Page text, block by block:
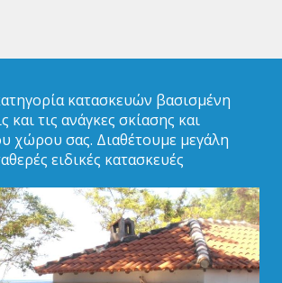
κατασκευών βασισμένη
και τις ανάγκες σκίασης και
χώρου σας. Διαθέτουμε μεγάλη
ειδικές κατασκευές